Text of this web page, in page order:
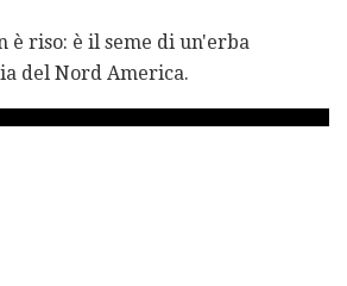
è riso: è il seme di un'erba
del Nord America.